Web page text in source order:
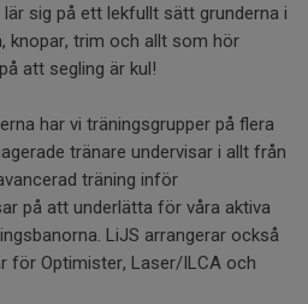
sig på ett lekfullt sätt grunderna i
knopar, trim och allt som hör
att segling är kul!
har vi träningsgrupper på flera
tränare undervisar i allt från
träning inför
på att underlätta för våra aktiva
LiJS arrangerar också
för Optimister, Laser/ILCA och